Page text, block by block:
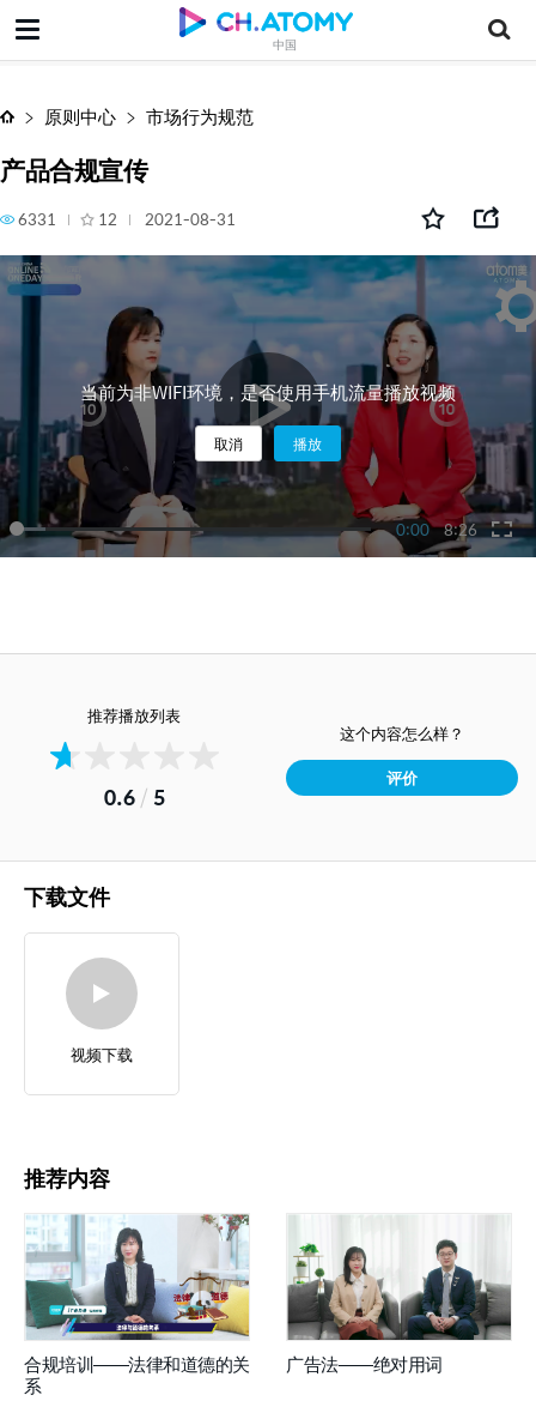
中国
产品合规宣传
原则中心 市场行为规范
产品合规宣传
6331 12 2021-08-31
0:00 8:26
当前为非WIFI环境，是否使用手机流量播放视频
取消 播放
推荐播放列表
0.6/ 5
这个内容怎么样？
评价
下载文件
视频下载
推荐内容
合规培训——法律和道德的关
系
广告法——绝对用词